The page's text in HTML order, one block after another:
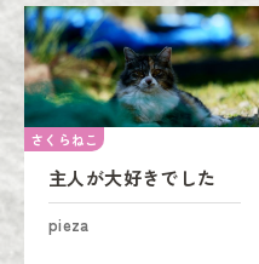
さくらねこ
主人が大好きでした
pieza